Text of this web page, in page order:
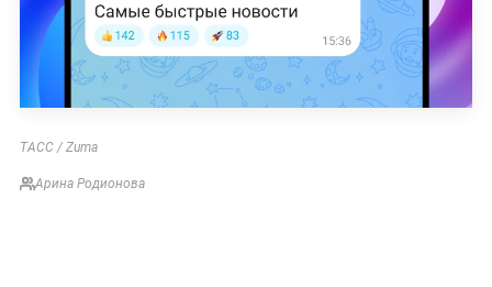
ТАСС / Zuma
Арина Родионова